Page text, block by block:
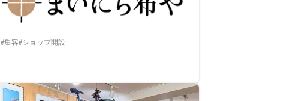
集客 ショップ開設